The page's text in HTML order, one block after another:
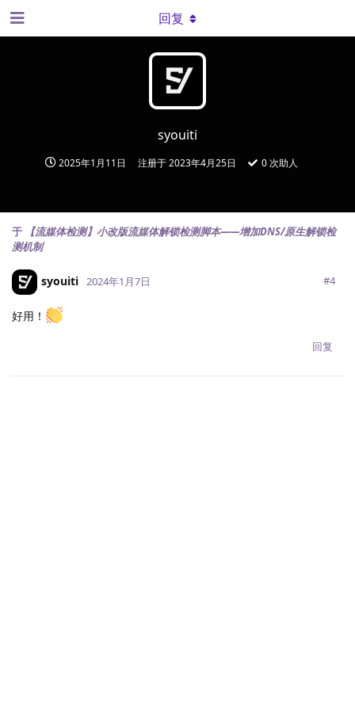
syouiti
2025年1月11日 注册于2023年4月25日 0 次助人
回复
于
【流媒体检测】小改版流媒体解锁检测脚本——增加DNS/原生解锁检
测机制
syouiti 2024年1月7日 #4
好用！
回复